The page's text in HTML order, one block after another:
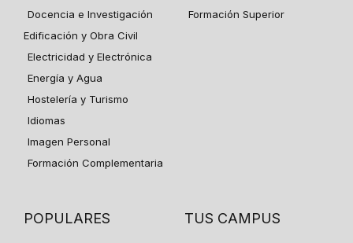
Docencia e Investigación
Edificación y Obra Civil
Electricidad y Electrónica
Energía y Agua
Hostelería y Turismo
Idiomas
Imagen Personal
Formación Complementaria
Formación Superior
POPULARES TUS CAMPUS